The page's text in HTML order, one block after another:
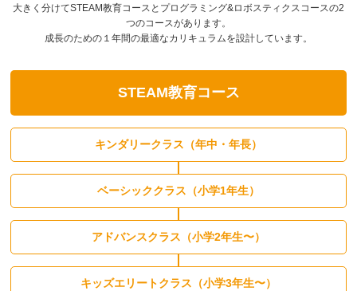
大きく分けてSTEAM教育コースとプログラミング&ロボスティクスコースの2
つのコースがあります。
成長のための１年間の最適なカリキュラムを設計しています。
STEAM教育コース
キンダリークラス（年中・年長）
ベーシッククラス（小学1年生）
アドバンスクラス（小学2年生〜）
キッズエリートクラス（小学3年生〜）